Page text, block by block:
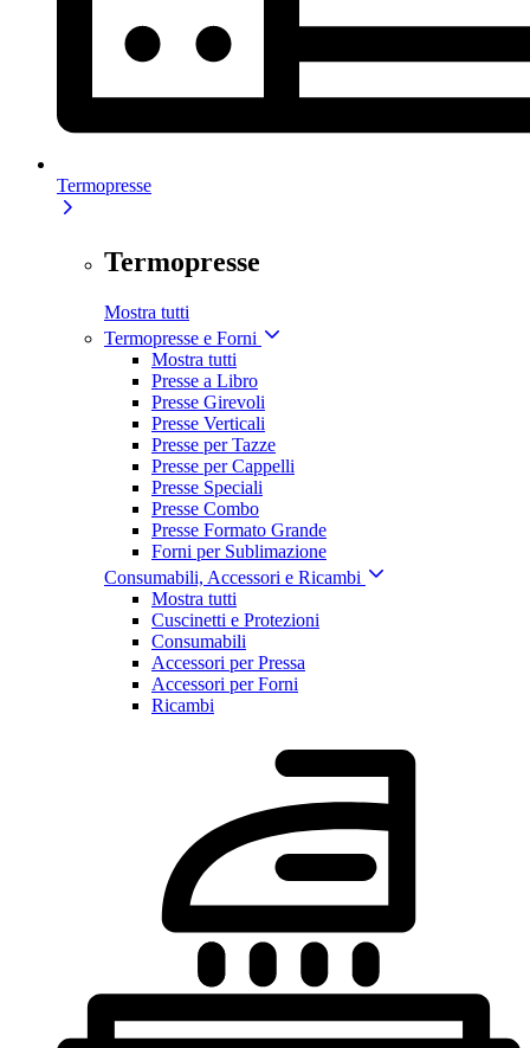
Termopresse
Termopresse
Mostra tutti
Termopresse e Forni
Mostra tutti
Presse a Libro
Presse Girevoli
Presse Verticali
Presse per Tazze
Presse per Cappelli
Presse Speciali
Presse Combo
Presse Formato Grande
Forni per Sublimazione
Consumabili, Accessori e Ricambi
Mostra tutti
Cuscinetti e Protezioni
Consumabili
Accessori per Pressa
Accessori per Forni
Ricambi